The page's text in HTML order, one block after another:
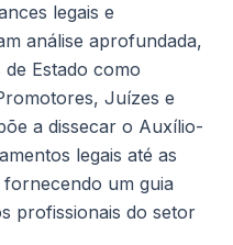
legais e
análise aprofundada,
Estado como
Juízes e
a dissecar o Auxílio-
legais até as
um guia
profissionais do setor